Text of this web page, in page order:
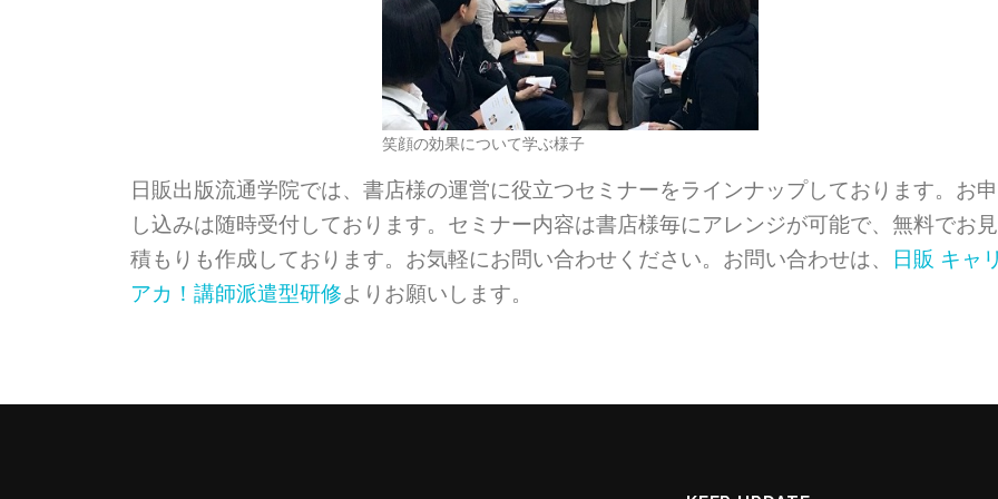
笑顔の効果について学ぶ様子
日販出版流通学院では、書店様の運営に役立つセミナーをラインナップしております。お申
し込みは随時受付しております。セミナー内容は書店様毎にアレンジが可能で、無料でお見
積もりも作成しております。お気軽にお問い合わせください。お問い合わせは、
日販 キャ
アカ！講師派遣型研修よりお願いします。